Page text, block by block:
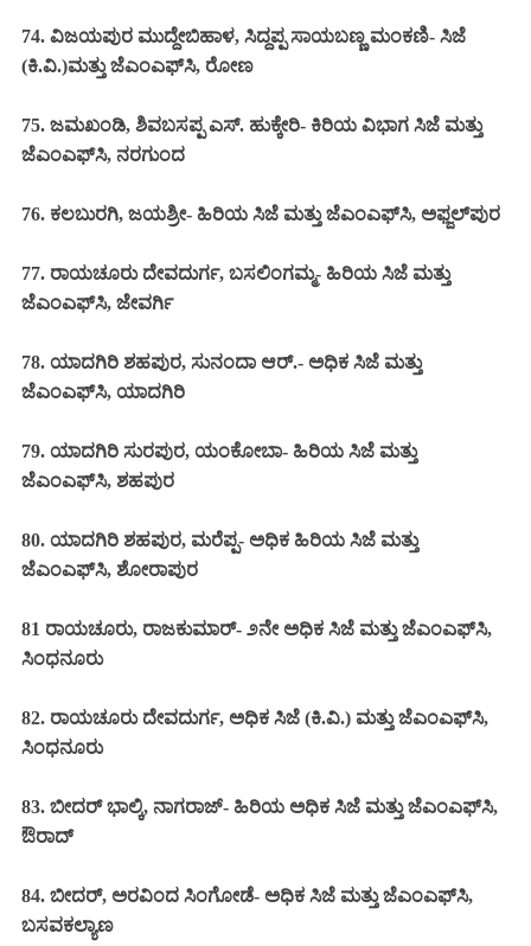
74. ವಿಜಯಪುರ ಮುದ್ದೇಬಿಹಾಳ, ಸಿದ್ದಪ್ಪ ಸಾಯಬಣ್ಣ ಮಂಕಣಿ- ಸಿಜೆ
(ಕಿ.ವಿ.)ಮತ್ತು ಜೆಎಂಎಫ್‌ಸಿ, ರೋಣ
75. ಜಮಖಂಡಿ, ಶಿವಬಸಪ್ಪ ಎಸ್. ಹುಕ್ಕೇರಿ- ಕಿರಿಯ ವಿಭಾಗ ಸಿಜೆ ಮತ್ತು
ಜೆಎಂಎಫ್‌ಸಿ, ನರಗುಂದ
76. ಕಲಬುರಗಿ, ಜಯಶ್ರೀ- ಹಿರಿಯ ಸಿಜೆ ಮತ್ತು ಜೆಎಂಎಫ್‌ಸಿ, ಅಫ್ಜಲ್‌ಪುರ
77. ರಾಯಚೂರು ದೇವದುರ್ಗ, ಬಸಲಿಂಗಮ್ಮ- ಹಿರಿಯ ಸಿಜೆ ಮತ್ತು
ಜೆಎಂಎಫ್‌ಸಿ, ಜೇವರ್ಗಿ
78. ಯಾದಗಿರಿ ಶಹಪುರ, ಸುನಂದಾ ಆರ್.- ಅಧಿಕ ಸಿಜೆ ಮತ್ತು
ಜೆಎಂಎಫ್‌ಸಿ, ಯಾದಗಿರಿ
79. ಯಾದಗಿರಿ ಸುರಪುರ, ಯಂಕೋಬಾ- ಹಿರಿಯ ಸಿಜೆ ಮತ್ತು
ಜೆಎಂಎಫ್‌ಸಿ, ಶಹಪುರ
80. ಯಾದಗಿರಿ ಶಹಪುರ, ಮರೆಪ್ಪ- ಅಧಿಕ ಹಿರಿಯ ಸಿಜೆ ಮತ್ತು
ಜೆಎಂಎಫ್‌ಸಿ, ಶೋರಾಪುರ
81 ರಾಯಚೂರು, ರಾಜಕುಮಾರ್- ೨ನೇ ಅಧಿಕ ಸಿಜೆ ಮತ್ತು ಜೆಎಂಎಫ್‌ಸಿ,
ಸಿಂಧನೂರು
82. ರಾಯಚೂರು ದೇವದುರ್ಗ, ಅಧಿಕ ಸಿಜೆ (ಕಿ.ವಿ.) ಮತ್ತು ಜೆಎಂಎಫ್‌ಸಿ,
ಸಿಂಧನೂರು
83. ಬೀದರ್ ಭಾಲ್ಕಿ, ನಾಗರಾಜ್- ಹಿರಿಯ ಅಧಿಕ ಸಿಜೆ ಮತ್ತು ಜೆಎಂಎಫ್‌ಸಿ,
ಔರಾದ್‌
84. ಬೀದರ್, ಅರವಿಂದ ಸಿಂಗೋಡೆ- ಅಧಿಕ ಸಿಜೆ ಮತ್ತು ಜೆಎಂಎಫ್‌ಸಿ,
ಬಸವಕಲ್ಯಾಣ